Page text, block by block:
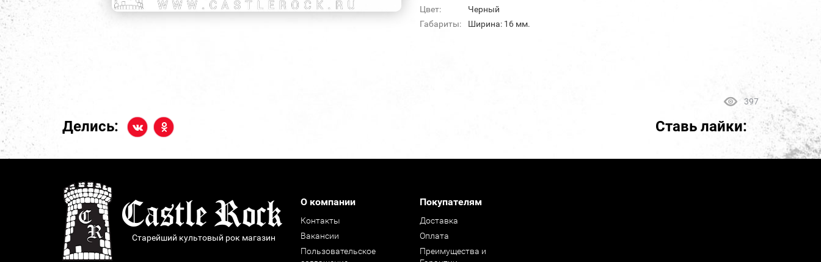
Цвет:
Черный
Габариты:
Ширина: 16 мм.
397
Делись: Ставь лайки:
Старейший культовый рок магазин
О компании
Контакты
Вакансии
Пользовательское
Покупателям
Доставка
Оплата
Преимущества и